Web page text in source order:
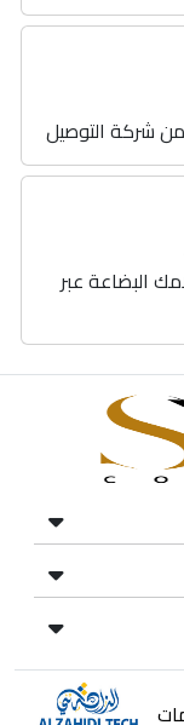
من شركة التوصيل
من إستلامك البضاعة عبر